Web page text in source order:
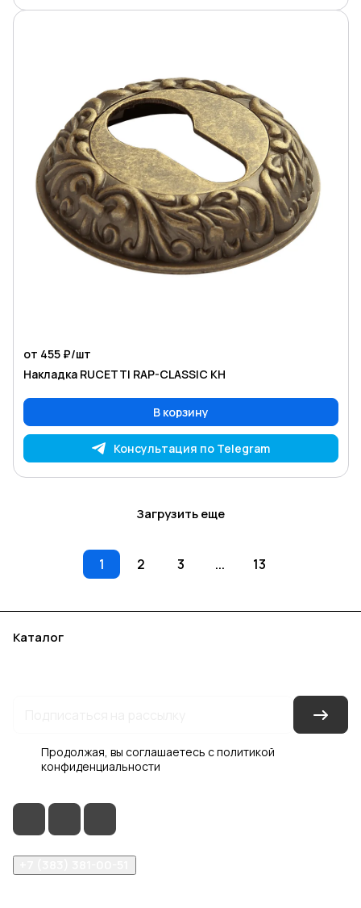
от 455 ₽/шт
Накладка RUCETTI RAP-CLASSIC KH
В корзину
Консультация по Telegram
Загрузить еще
1 2 3 ... 13
Каталог
Продолжая, вы соглашаетесь сполитикой
конфиденциальности